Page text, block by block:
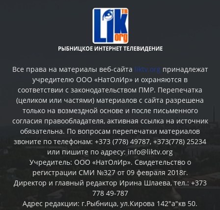
Все права на материалы веб-сайта liktv.org принадлежат
учредителю ООО «НатОлИр» и охраняются в
соответствии с законодательством ПМР. Перепечатка
(целиком или частями) материалов c сайта разрешена
только на возмездной основе и после письменного
согласия правообладателя, активная ссылка на источник
обязательна. По вопросам перепечатки материалов
звоните по телефонам: +373 (778) 49787, +373(778) 25234
или пишите по адресу: info@liktv.org
Учредитель: ООО «НатОлИр». Свидетельство о
регистрации СМИ №327 от 09 февраля 2018г.
Директор и главный редактор Ирина Шлаева, тел.: +373
778 49-787
Адрес редакции: г.Рыбница, ул.Кирова 142"а"кв 50.